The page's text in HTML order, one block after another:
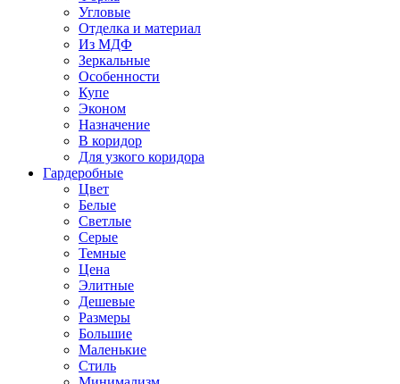
Угловые
Отделка и материал
Из МДФ
Зеркальные
Особенности
Купе
Эконом
Назначение
В коридор
Для узкого коридора
Гардеробные
Цвет
Белые
Светлые
Серые
Темные
Цена
Элитные
Дешевые
Размеры
Большие
Маленькие
Стиль